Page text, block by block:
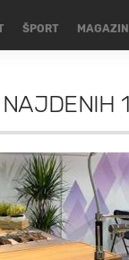
ŠPORT MAGAZIN
NAJDENIH